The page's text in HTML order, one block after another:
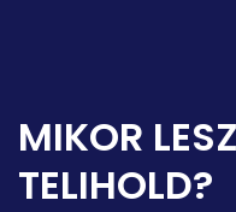
MIKOR
TELIHOLD?